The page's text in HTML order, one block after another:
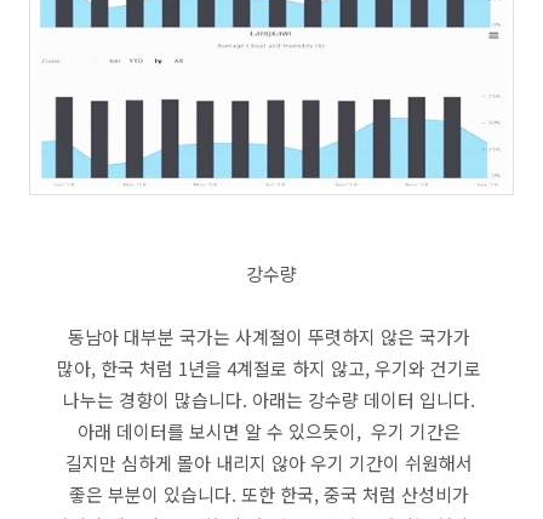
강수량
동남아 대부분 국가는 사계절이 뚜렷하지 않은 국가가
많아, 한국 처럼 1년을 4계절로 하지 않고, 우기와 건기로
나누는 경향이 많습니다. 아래는 강수량 데이터 입니다.
아래 데이터를 보시면 알 수 있으듯이, 우기 기간은
길지만 심하게 몰아 내리지 않아 우기 기간이 쉬원해서
좋은 부분이 있습니다. 또한 한국, 중국 처럼 산성비가